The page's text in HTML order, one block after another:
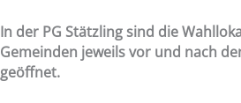
In der PG Stätzling sind die
Gemeinden jeweils vor und nach
geöffnet.